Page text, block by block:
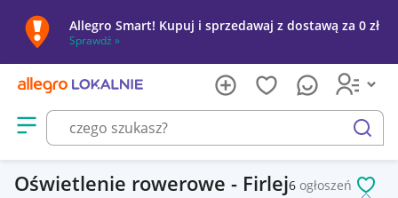
Allegro Smart! Kupuj i sprzedawaj z dostawą za 0 zł
Sprawdź »
Otwórz menu z kategoriami
szukaj
Oświetlenie rowerowe - Firlej6 ogłoszeń